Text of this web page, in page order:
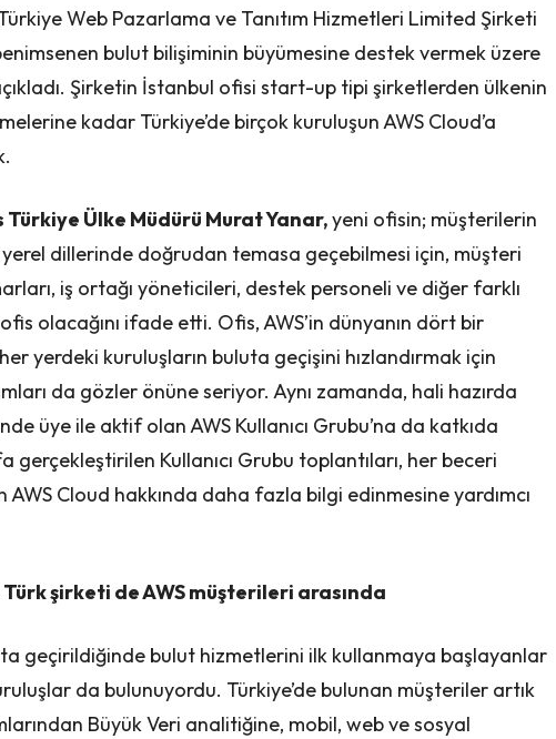
Web Pazarlama ve Tanıtım Hizmetleri Limited Şirketi
bulut bilişiminin büyümesine destek vermek üzere
Şirketin İstanbul ofisi start-up tipi şirketlerden ülkenin
kadar Türkiye’de birçok kuruluşun AWS Cloud’a
Ülke Müdürü Murat Yanar,yeni ofisin; müşterilerin
dillerinde doğrudan temasa geçebilmesi için, müşteri
iş ortağı yöneticileri, destek personeli ve diğer farklı
olacağını ifade etti. Ofis, AWS’in dünyanın dört bir
yerdeki kuruluşların buluta geçişini hızlandırmak için
da gözler önüne seriyor. Aynı zamanda, hali hazırda
üye ile aktif olan AWS Kullanıcı Grubu’na da katkıda
gerçekleştirilen Kullanıcı Grubu toplantıları, her beceri
Cloud hakkında daha fazla bilgi edinmesine yardımcı
şirketi de AWS müşterileri arasında
geçirildiğinde bulut hizmetlerini ilk kullanmaya başlayanlar
da bulunuyordu. Türkiye’de bulunan müşteriler artık
Büyük Veri analitiğine, mobil, web ve sosyal